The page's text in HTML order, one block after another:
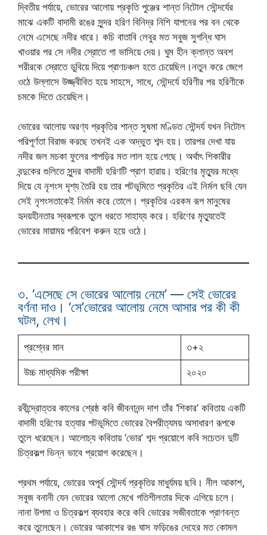
দ্বিতীয় পর্যায়ে, ভোরের আলোয় প্রকৃতি পুঞ্জের শান্ত নিটোল সৌন্দর্যের
মাঝে একটি বাদামী রঙের সুন্দর হরিণ বিনিদ্র নিশি যাপনের পর বন থেকে
নেমে এসেছে নদীর ধারে। কচি বাতাবি লেবুর মত সবুজ সুগন্ধি ঘাস
খাওয়ার পর সে নদীর স্রোতে গা ভাসিয়ে দেয়। ঘুম হীন ক্লান্ত অবশ
শরীরকে স্রোতে ডুবিয়ে দিয়ে প্রাণচঞ্চল হতে চেয়েছিল।নতুন করে জেগে
ওঠে উল্লাসে উজ্জ্বীবিত হয়ে সাহসে, সাধে, সৌন্দর্যে হরিণীর পর হরিণীকে
চমকে দিতে চেয়েছিল।
ভোরের আলোয় অরণ্য প্রকৃতির শান্ত সুষমা মণ্ডিত সৌন্দর্য যখন নিটোল
পরিপূর্ণতা বিরাজ করছে তখনই এক অদ্ভুত শব্দ হয়। তারপর দেখা যায়
নদীর জল মচকা ফুলের পাপড়ির মত লাল হয়ে গেছে। অর্থাৎ শিকারীর
বন্দুকের গুলিতে সুন্দর বাদামী হরিণটি প্রাণ হারায়। হরিণের মৃত্যুর মধ্যে
দিয়ে যে নৃশংস দৃশ্য তৈরি হয় তার পটভূমিতে প্রকৃতির এই নির্মল ছবি যেন
সেই নৃশংসতাকেই নির্মম করে তোলে। প্রকৃতির এরকম রূপ মানুষের
হৃদয়হীনতার স্বরূপকে তুলে ধরতে সাহায্য করে। হরিণের মৃত্যুতেই
ভোরের মায়াময় পরিবেশ করুন হয়ে ওঠে।
৩. ‘এসেছে সে ভোরের আলোয় নেমে’ — সেই ভোরের
বর্ণনা দাও। ‘সে’ভোরের আলোয় নেমে আসার পর কী কী
ঘটল, লেখ।
প্রশ্নের মান ৩+২
উচ্চ মাধ্যমিক পরীক্ষা ২০২০
রবীন্দ্রোত্তর কালের শ্রেষ্ঠ কবি জীবনানন্দ দাশ তাঁর ‘শিকার’ কবিতায় একটি
বাদামী হরিণের হত্যার পটভূমিতে ভোরের বৈপরীত্যময় অসাধারণ রূপকে
তুলে ধরেছেন। আলোচ্য কবিতায় ‘ভোর’ শব্দ প্রয়োগে কবি সচেতন দুটি
চিত্রকল্প ভিন্ন ভাবে প্রয়োগ করেছেন।
প্রথম পর্যায়ে, ভোরের অপূর্ব সৌন্দর্য প্রকৃতির মাধুর্যময় ছবি। নীল আকাশ,
সবুজ বনানী যেন ভোরের আলো মেখে গতিশীলতার দিকে এগিয়ে চলে।
নানা উপমা ও চিত্রকল্প ব্যবহার করে কবি ভোরের সজীবতাকে প্রাণবন্ত
করে তুলেছেন। ভোরের আকাশের রঙ ঘাস ফড়িঙের দেহের মত কোমল